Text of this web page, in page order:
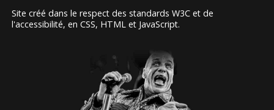
Site créé dans le respect des standards W3C et de
l'accessibilité, en CSS, HTML et JavaScript.